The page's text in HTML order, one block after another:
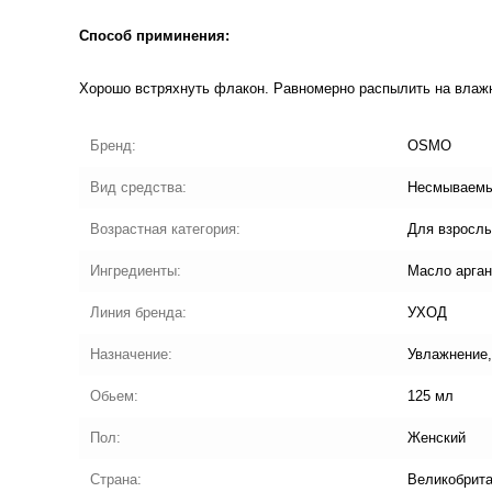
Способ приминения:
Хорошо встряхнуть флакон. Равномерно распылить на
Бренд: OSMO
Вид средства:
Возрастная категория: Для
Ингредиенты: Масло
Линия бренда: УХОД
Назначение:
Обьем: 125 мл
Пол: Женский
Страна: